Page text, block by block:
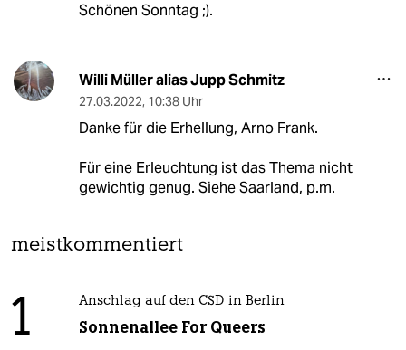
Schönen Sonntag ;).
Willi Müller alias Jupp Schmitz
27.03.2022, 10:38 Uhr
Danke für die Erhellung, Arno Frank.
Für eine Erleuchtung ist das Thema nicht
gewichtig genug. Siehe Saarland, p.m.
meistkommentiert
1 Anschlag auf den CSD in Berlin
Sonnenallee For Queers